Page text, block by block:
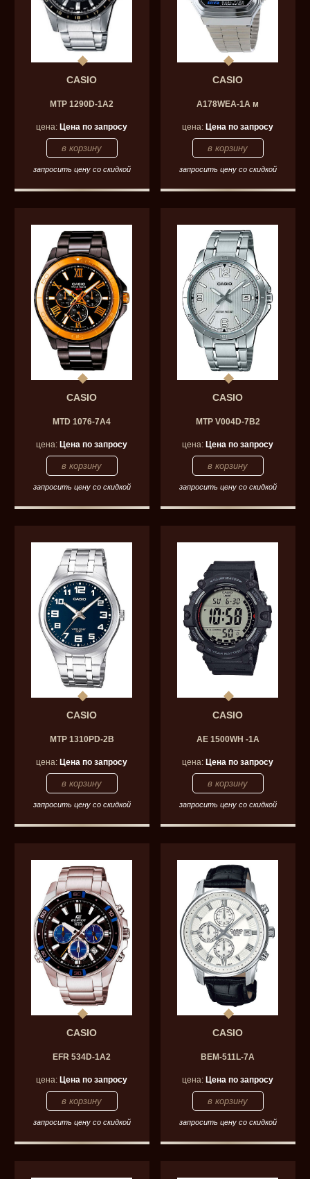
CASIO
MTP 1290D-1A2
цена:Цена по запросу
запросить цену со скидкой
CASIO
A178WEA-1A м
цена:Цена по запросу
запросить цену со скидкой
CASIO
MTD 1076-7A4
цена:Цена по запросу
запросить цену со скидкой
CASIO
MTP V004D-7B2
цена:Цена по запросу
запросить цену со скидкой
CASIO
MTP 1310PD-2B
цена:Цена по запросу
запросить цену со скидкой
CASIO
AE 1500WH -1A
цена:Цена по запросу
запросить цену со скидкой
CASIO
EFR 534D-1A2
цена:Цена по запросу
запросить цену со скидкой
CASIO
BEM-511L-7A
цена:Цена по запросу
запросить цену со скидкой